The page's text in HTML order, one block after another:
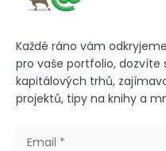
Každé ráno vám
pro vaše portfolio, dozvíte
kapitálových trhů,
projektů, tipy na knihy a